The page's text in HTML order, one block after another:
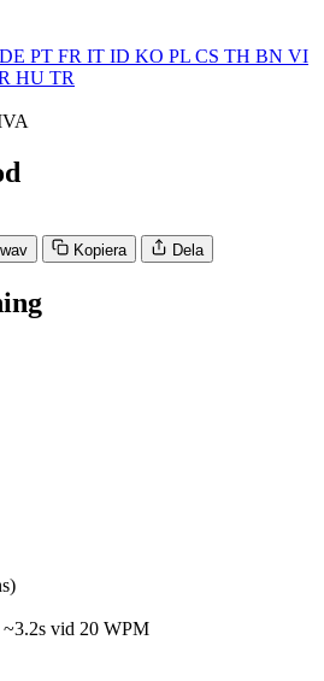
DE PT FR IT ID KO PL CS TH BN VI
HU TR
Kopiera Dela
vid 20 WPM